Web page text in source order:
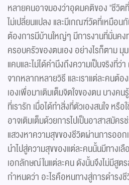
หลายคนอาจมองว่าอุดมคติของ "ชีวิต
ไม่เปลี่ยนแปลง และมีเกณฑ์วัดที่เหมือ
ต้องการมีบ้านใหญ่ๆ มีการงานที่มั่นคง
ครอบครัวของตนเอง อย่างไรก็ตาม มุ
แคบและไม่ได้คำนึงถึงความเป็นจริงที่ว่
จากหลากหลายวิธี และเราแต่ละคนต้อ
เองเพื่อมาเติมเต็มจิตใจของตน บางค
ที่เรารัก เมื่อได้ทำสิ่งที่ตัวเองสนใจ หรื
อาจเติมเต็มด้วยการไปเป็นอาสาสมัค
แสวงหาความสุขของชีวิตผ่านการออก
นำไปสู่ความสุขของแต่ละคนนั้นมีทางเ
เอกลักษณ์ในแต่ละคน ดังนั้นจึงไม่มีสูต
กำหนดว่า อะไรคือหนทางสู่การดำรง